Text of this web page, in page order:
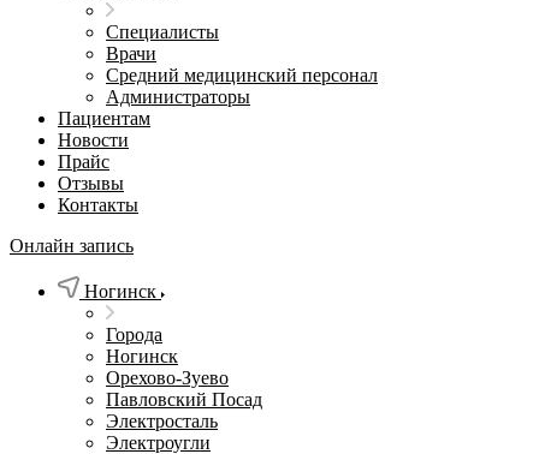
Специалисты
Врачи
Средний медицинский персонал
Администраторы
Пациентам
Новости
Прайс
Отзывы
Контакты
Онлайн запись
Ногинск
Города
Ногинск
Орехово-Зуево
Павловский Посад
Электросталь
Электроугли